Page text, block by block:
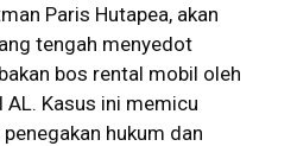
Paris Hutapea, akan
tengah menyedot
bos rental mobil oleh
Kasus ini memicu
hukum dan